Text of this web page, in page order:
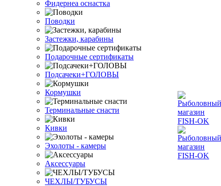
Фидернеа оснастка
Поводки
Застежки, карабины
Подарочные сертификаты
Подсачеки+ГОЛОВЫ
Кормушки
Терминальные снасти
Кивки
Эхолоты - камеры
Аксессуары
ЧЕХЛЫ/ТУБУСЫ